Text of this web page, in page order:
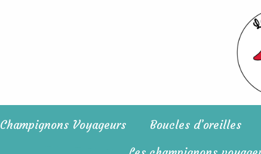
Champignons Voyageurs Boucles d’oreilles